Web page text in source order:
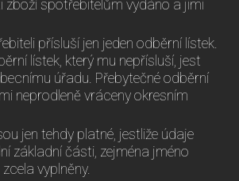
zboží spotřebitelům vydáno a jimi
přísluší jen jeden odběrní lístek.
lístek, který mu nepřísluší, jest
úřadu. Přebytečné odběrní
neprodleně vráceny okresním
jen tehdy platné, jestliže údaje
základní části, zejména jméno
vyplněny.